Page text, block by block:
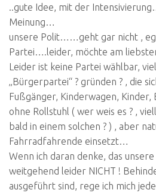
..gute Idee, mit der
Meinung…
unsere Polit……geht gar nicht ,
Partei….leider, möchte am
Leider ist keine Partei wählbar,
„Bürgerpartei“ ? gründen ? , die
Fußgänger, Kinderwagen, Kinder,
ohne Rollstuhl ( wer weis es ? ,
bald in einem solchen ? ) , aber
Fahrradfahrende einsetzt…
Wenn ich daran denke, das
weitgehend leider NICHT !
ausgeführt sind, rege ich mich